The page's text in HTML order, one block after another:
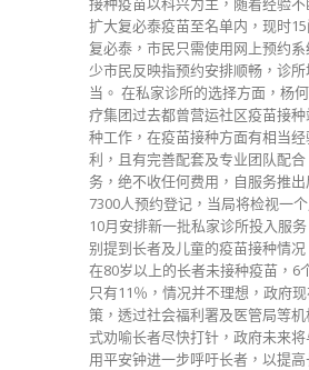
扩大复必泰疫苗至名单内，现时
复必泰，市民只需使用网上预约
少市民反映指预约安排顺畅，诊
当。 在私家诊所的选择方面，杨
疗集团过去都曾营运社区疫苗接
种工作，在疫苗接种方面有相当
利，且有完善配套及专业团队配
务，绝不收任何费用，自服务推
7300人预约登记，当局将检视一
10月安排新一批私家诊所投入服
别提到长者及儿童的疫苗接种情
在80岁以上的长者未接种疫苗，6
只有11％，情况并不理想，政府
策，透过社会福利署及医管局等
式劝喻长者尽快打针，政府未来
用平安钟进一步呼吁长者，以提